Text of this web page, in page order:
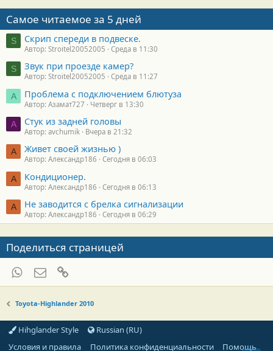
Самое читаемое за 5 дней
S Скрип спереди в подвеске.
Автор: Stroitel20052005 Среда в 11:30
S Звук при проезде камер?
Автор: Stroitel20052005 Среда в 11:27
А Проблема с подключением блютуза
Автор: Азамат727 Четверг в 13:30
A Стук из задней головы
Автор: avchumik Вчера в 21:32
А Живет своей жизнью )
Автор: Александр186 Сегодня в 06:03
А Кондиционер.
Автор: Александр186 Сегодня в 06:13
А Не заводится с брелка сигнализации
Автор: Александр186 Сегодня в 06:29
Поделиться страницей
WhatsAppЭлектронная почта
Toyota-Highlander 2010
Hihglander Style
Russian (RU)
Условия и правила
Политика конфиденциальности Помощь